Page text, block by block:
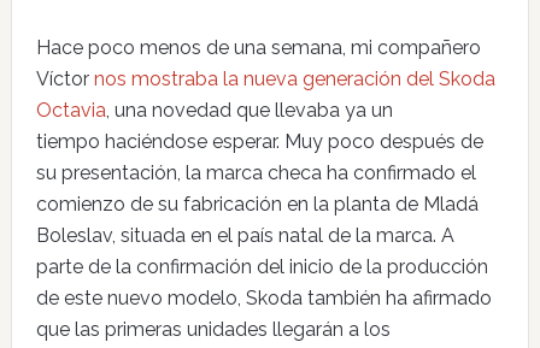
Hace poco menos de una semana, mi compañero
Víctornos mostraba la nueva generación del Skoda
Octavia, una novedad que llevaba ya un
tiempo haciéndose esperar. Muy poco después de
su presentación, la marca checa ha confirmado el
comienzo de su fabricación en la planta de Mladá
Boleslav, situada en el país natal de la marca. A
parte de la confirmación del inicio de la producción
de este nuevo modelo, Skoda también ha afirmado
que las primeras unidades llegarán a los